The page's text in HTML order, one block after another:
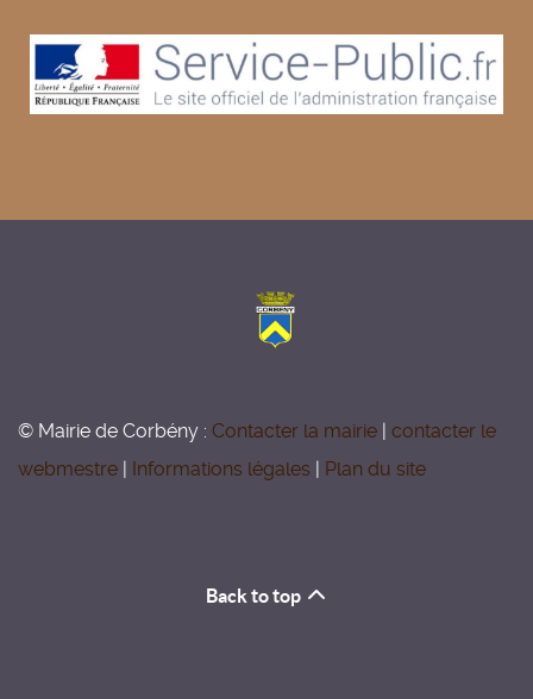
© Mairie de Corbény : Contacter la mairie | contacter le
webmestre | Informations légales | Plan du site
Back to top